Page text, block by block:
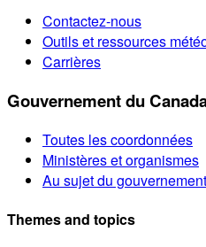
Contactez-nous
Outils et ressources
Carrières
Gouvernement du
Toutes les coordonnées
Ministères et organismes
Au sujet du gouvernement
Themes and topics